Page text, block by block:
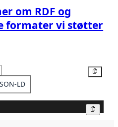
om RDF og
formater vi støtter
LD